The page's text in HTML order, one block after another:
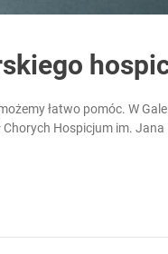
łatwo pomóc. W
Hospicjum im. Jana